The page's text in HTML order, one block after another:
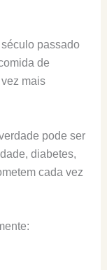
passado
de
mais
pode ser
diabetes,
cada vez